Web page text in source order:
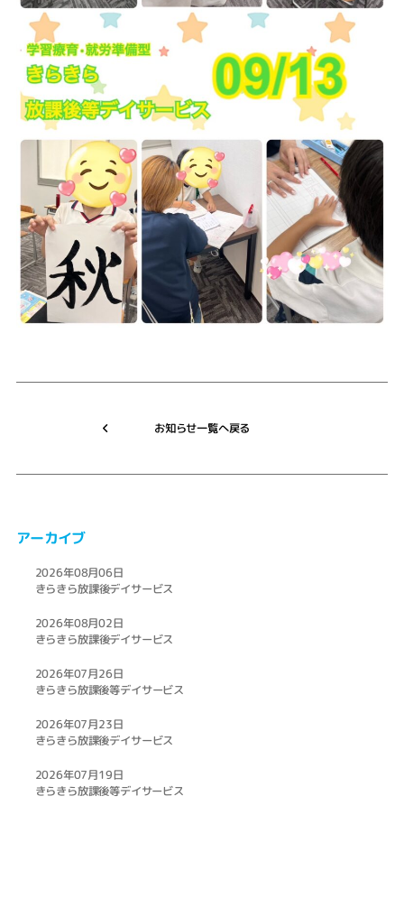
お知らせ一覧へ戻る
アーカイブ
2026年08月06日
きらきら放課後デイサービス
2026年08月02日
きらきら放課後デイサービス
2026年07月26日
きらきら放課後等デイサービス
2026年07月23日
きらきら放課後デイサービス
2026年07月19日
きらきら放課後等デイサービス